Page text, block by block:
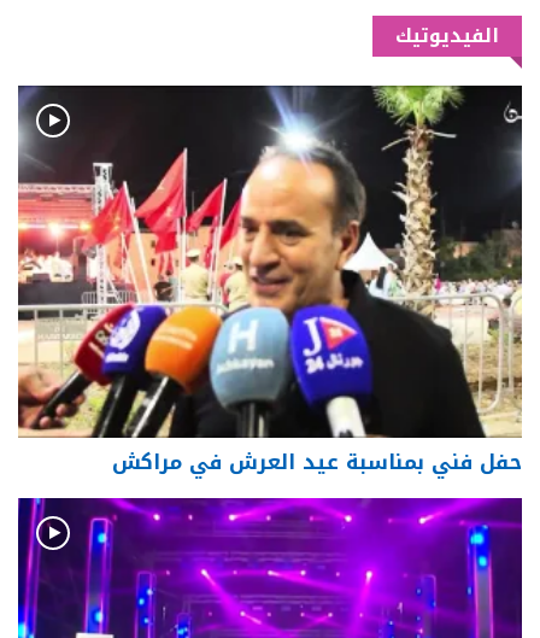
الفيديوتيك
حفل فني بمناسبة عيد العرش في مراكش